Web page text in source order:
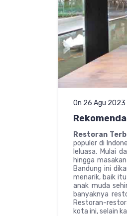
On 26 Agu 2023
Restoran
populer di
leluasa. Mulai
hingga
Bandung ini
menarik, baik
anak muda
banyaknya
Restoran-
kota ini, selain